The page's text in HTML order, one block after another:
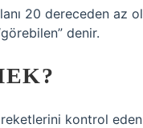
20 dereceden az
denir.
kontrol